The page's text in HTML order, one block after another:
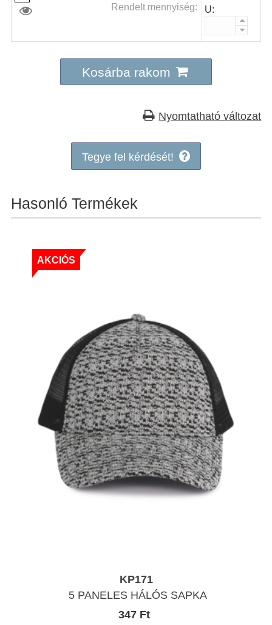
Rendelt mennyiség: U:
Kosárba rakom
Nyomtatható változat
Tegye fel kérdését!
Hasonló Termékek
AKCIÓS
KP171
5 PANELES HÁLÓS SAPKA
347 Ft